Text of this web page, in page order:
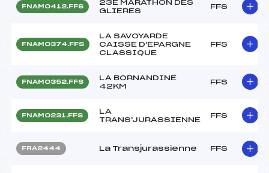
FNAM0412.FFS
23E MARATHON DES
GLIERES
FFS
FNAM0374.FFS
LA SAVOYARDE
CAISSE D'EPARGNE
CLASSIQUE
FFS
FNAM0352.FFS
LA BORNANDINE
42KM
FFS
FNAM0231.FFS
LA
TRANS'JURASSIENNE
FFS
FRA2444 La Transjurassienne FFS